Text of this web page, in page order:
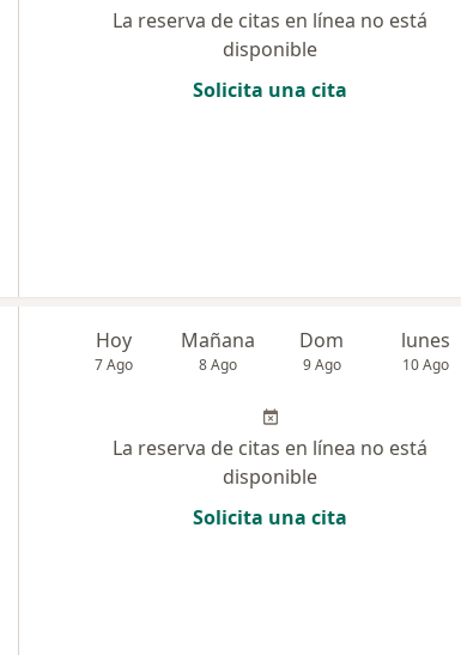
La reserva de citas en línea no está
disponible
Solicita una cita
Hoy
7 Ago
Mañana
8 Ago
Dom
9 Ago
lunes
10 Ago
La reserva de citas en línea no está
disponible
Solicita una cita